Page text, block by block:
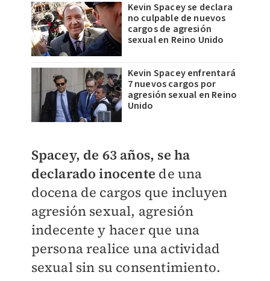
Kevin Spacey se declara
no culpable de nuevos
cargos de agresión
sexual en Reino Unido
Kevin Spacey enfrentará
7 nuevos cargos por
agresión sexual en Reino
Unido
Spacey, de 63 años, se ha
declarado inocente de una
docena de cargos que incluyen
agresión sexual, agresión
indecente y hacer que una
persona realice una actividad
sexual sin su consentimiento.